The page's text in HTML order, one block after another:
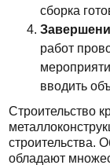
сборка
работ
вводить
Строительство
строительства.
обладают